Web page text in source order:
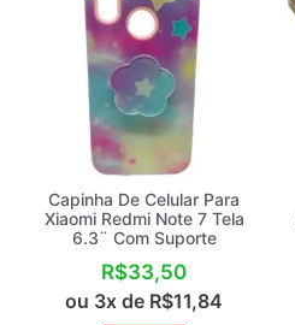
Capinha De Celular Para
Xiaomi Redmi Note 7 Tela
6.3¨ Com Suporte
R$33,50
ou 3x de R$11,84